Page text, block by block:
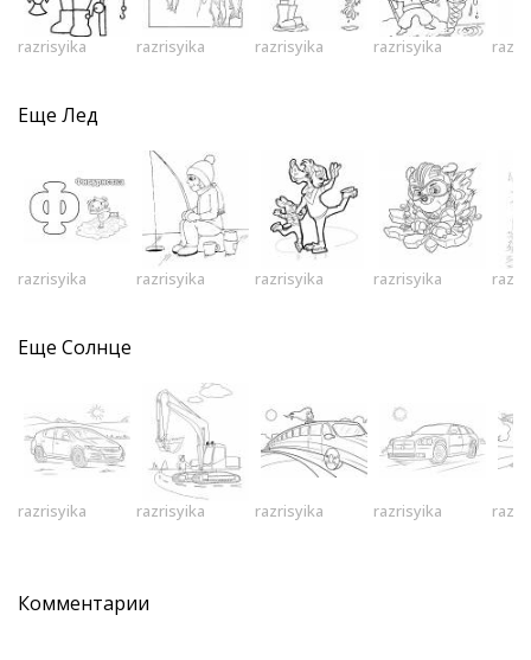
razrisyika razrisyika razrisyika razrisyika
Еще Лед
razrisyika razrisyika razrisyika razrisyika
Еще Солнце
razrisyika razrisyika razrisyika razrisyika
Комментарии